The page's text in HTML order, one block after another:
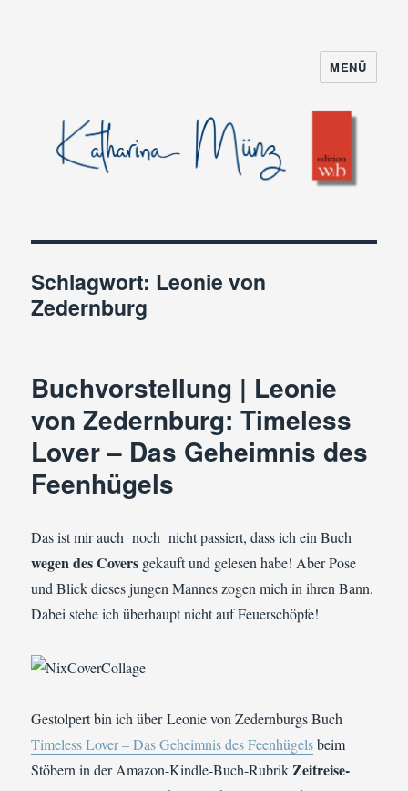
MENÜ
Schlagwort: Leonie von
Zedernburg
Buchvorstellung | Leonie
von Zedernburg: Timeless
Lover – Das Geheimnis des
Feenhügels
Das ist mir auch noch nicht passiert, dass ich ein Buch
wegen des Covers gekauft und gelesen habe! Aber Pose
und Blick dieses jungen Mannes zogen mich in ihren Bann.
Dabei stehe ich überhaupt nicht auf Feuerschöpfe!
Gestolpert bin ich über Leonie von Zedernburgs Buch
Timeless Lover – Das Geheimnis des Feenhügelsbeim
Stöbern in der Amazon-Kindle-Buch-Rubrik Zeitreise-